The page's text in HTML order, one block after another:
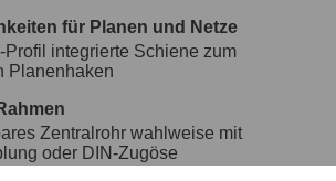
für Planen und Netze
Profil integrierte Schiene zum
Planenhaken
Zentralrohr wahlweise mit
oder DIN-Zugöse